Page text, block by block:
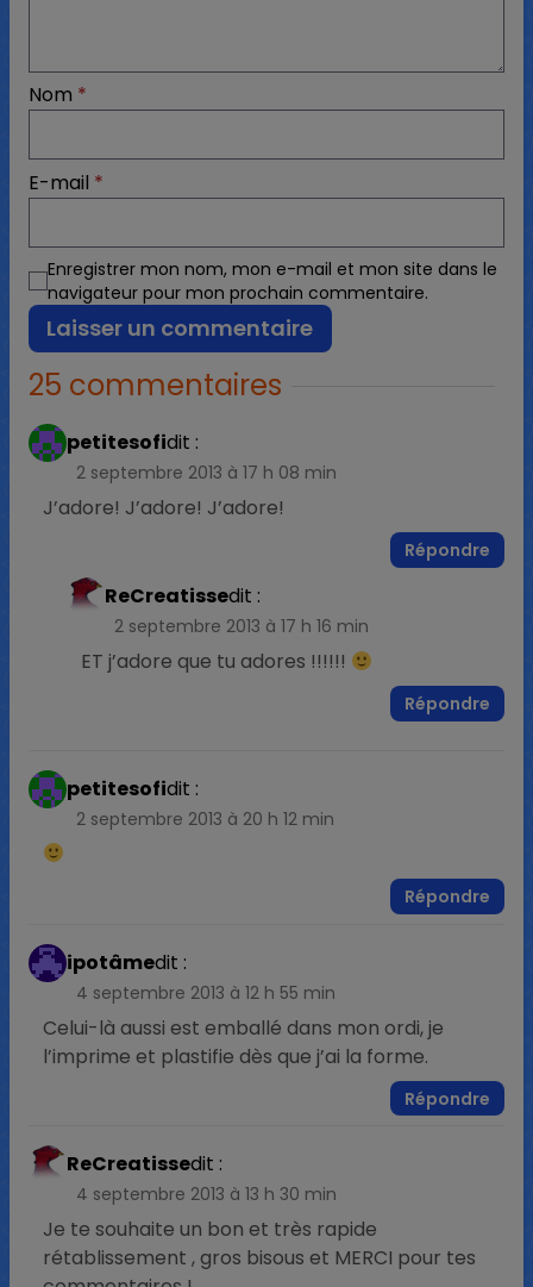
Nom *
E-mail *
Enregistrer mon nom, mon e-mail et mon site dans le
navigateur pour mon prochain commentaire.
25 commentaires
petitesofidit :
2 septembre 2013 à 17 h 08 min
J’adore! J’adore! J’adore!
Répondre
ReCreatissedit :
2 septembre 2013 à 17 h 16 min
ET j’adore que tu adores !!!!!!
Répondre
petitesofidit :
2 septembre 2013 à 20 h 12 min
Répondre
ipotâmedit :
4 septembre 2013 à 12 h 55 min
Celui-là aussi est emballé dans mon ordi, je
l’imprime et plastifie dès que j’ai la forme.
Répondre
ReCreatissedit :
4 septembre 2013 à 13 h 30 min
Je te souhaite un bon et très rapide
rétablissement , gros bisous et MERCI pour tes